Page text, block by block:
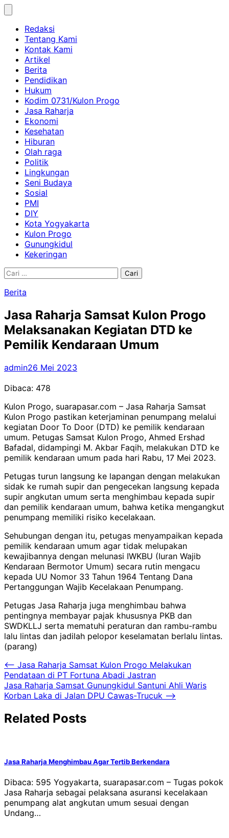
Skip
contentRedaksi
Tentang Kami
Kontak Kami
Artikel
Berita
Pendidikan
Hukum
Kodim 0731/Kulon Progo
Jasa Raharja
Ekonomi
Kesehatan
Hiburan
Olah raga
Politik
Lingkungan
Seni Budaya
Sosial
PMI
DIY
Kota Yogyakarta
Kulon Progo
Gunungkidul
Kekeringan
Cari
Berita
Jasa Raharja Samsat Kulon Progo
Melaksanakan Kegiatan DTD ke
Pemilik Kendaraan Umum
admin26 Mei 2023
Dibaca: 478
Kulon Progo, suarapasar.com – Jasa Raharja Samsat
Kulon Progo pastikan keterjaminan penumpang melalui
kegiatan Door To Door (DTD) ke pemilik kendaraan
umum. Petugas Samsat Kulon Progo, Ahmed Ershad
Bafadal, didampingi M. Akbar Faqih, melakukan DTD ke
pemilik kendaraan umum pada hari Rabu, 17 Mei 2023.
Petugas turun langsung ke lapangan dengan melakukan
sidak ke rumah supir dan pengecekan langsung kepada
supir angkutan umum serta menghimbau kepada supir
dan pemilik kendaraan umum, bahwa ketika mengangkut
penumpang memiliki risiko kecelakaan.
Sehubungan dengan itu, petugas menyampaikan kepada
pemilik kendaraan umum agar tidak melupakan
kewajibannya dengan melunasi IWKBU (Iuran Wajib
Kendaraan Bermotor Umum) secara rutin mengacu
kepada UU Nomor 33 Tahun 1964 Tentang Dana
Pertanggungan Wajib Kecelakaan Penumpang.
Petugas Jasa Raharja juga menghimbau bahwa
pentingnya membayar pajak khususnya PKB dan
SWDKLLJ serta mematuhi peraturan dan rambu-rambu
lalu lintas dan jadilah pelopor keselamatan berlalu lintas.
(parang)
Navigasi
pos
⟵ Jasa Raharja Samsat Kulon Progo Melakukan
Pendataan di PT Fortuna Abadi Jastran
Jasa Raharja Samsat Gunungkidul Santuni Ahli Waris
Korban Laka di Jalan DPU Cawas-Trucuk ⟶
Related Posts
Jasa Raharja Menghimbau Agar Tertib Berkendara
Dibaca: 595 Yogyakarta, suarapasar.com – Tugas pokok
Jasa Raharja sebagai pelaksana asuransi kecelakaan
penumpang alat angkutan umum sesuai dengan
Undang…